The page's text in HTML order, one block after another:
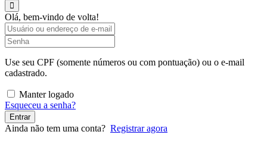
Olá, bem-vindo de volta!
Use seu CPF (somente números ou com pontuação) ou o e-mail
cadastrado.
Manter logado
Esqueceu a senha?
Entrar
Ainda não tem uma conta? Registrar agora